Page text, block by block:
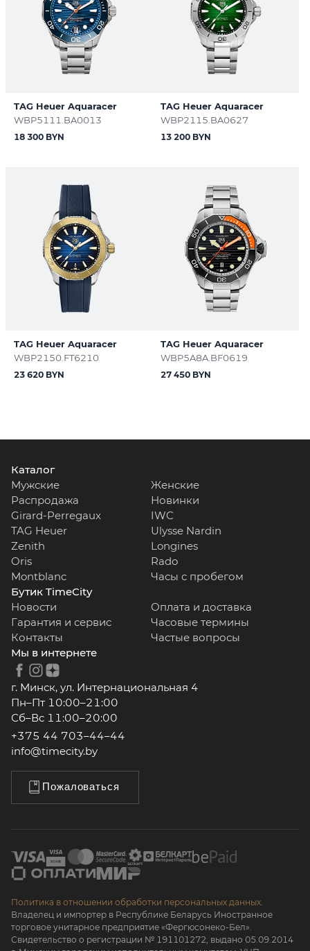
TAG Heuer Aquaracer
WBP5111.BA0013
18 300 BYN
TAG Heuer Aquaracer
WBP2115.BA0627
13 200 BYN
TAG Heuer Aquaracer
WBP2150.FT6210
23 620 BYN
TAG Heuer Aquaracer
WBP5A8A.BF0619
27 450 BYN
Каталог
Мужские
Женские
Распродажа
Новинки
Girard-Perregaux
IWC
TAG Heuer
Ulysse Nardin
Zenith
Longines
Oris
Rado
Montblanc
Часы с пробегом
Бутик TimeCity
Новости
Оплата и доставка
Гарантия и сервис
Часовые термины
Контакты
Частые вопросы
Мы в интернете
г. Минск, ул. Интернациональная 4
Пн–Пт 10:00–21:00
Сб–Вс 11:00–20:00
+375 44 703–44–44
info@timecity.by
Пожаловаться
Политика в отношении обработки персональных данных.
Владелец и импортер в Республике Беларусь Иностранное
торговое унитарное предприятие «Фергюсонеко-Бел».
Свидетельство о регистрации № 191101272, выдано 05.09.2014